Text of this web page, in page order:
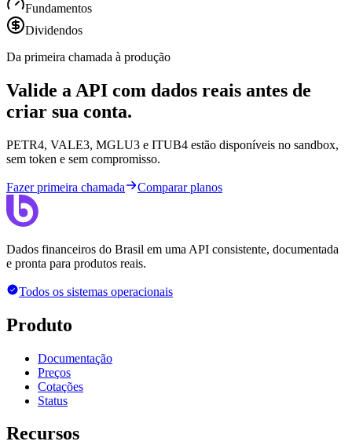
Fundamentos
Dividendos
Da primeira chamada à produção
Valide a API com dados reais antes de
criar sua conta.
PETR4, VALE3, MGLU3 e ITUB4 estão disponíveis no sandbox,
sem token e sem compromisso.
Fazer primeira chamada Comparar planos
Dados financeiros do Brasil em uma API consistente, documentada
e pronta para produtos reais.
Todos os sistemas operacionais
Produto
Documentação
Preços
Cotações
Status
Recursos